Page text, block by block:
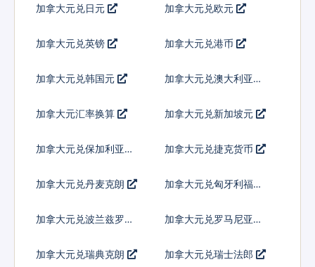
加拿大元兑日元 加拿大元兑欧元
加拿大元兑英镑 加拿大元兑港币
加拿大元兑韩国元 加拿大元兑澳大利亚元
加拿大元汇率换算 加拿大元兑新加坡元
加拿大元兑保加利亚列
加拿大元兑捷克货币
加拿大元兑丹麦克朗 加拿大元兑匈牙利福林
加拿大元兑波兰兹罗提
加拿大元兑罗马尼亚新
加拿大元兑瑞典克朗 加拿大元兑瑞士法郎